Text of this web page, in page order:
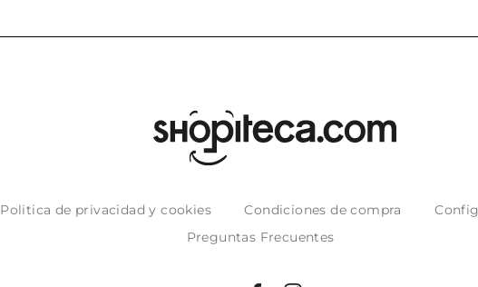
Politica de privacidad y cookies Condiciones de compra
Preguntas Frecuentes